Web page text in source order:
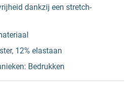
dankzij een stretch-
12% elastaan
Bedrukken